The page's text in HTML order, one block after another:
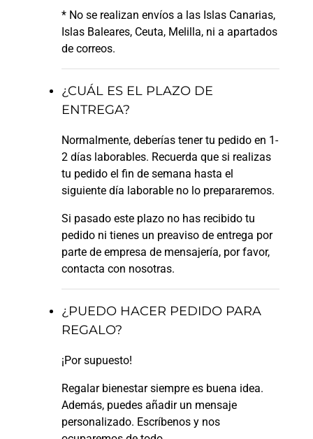
* No se realizan envíos a las Islas Canarias,
Islas Baleares, Ceuta, Melilla, ni a apartados
de correos.
¿CUÁL ES EL PLAZO DE
ENTREGA?
Normalmente, deberías tener tu pedido en 1-
2 días laborables. Recuerda que si realizas
tu pedido el fin de semana hasta el
siguiente día laborable no lo prepararemos.
Si pasado este plazo no has recibido tu
pedido ni tienes un preaviso de entrega por
parte de empresa de mensajería, por favor,
contacta con nosotras.
¿PUEDO HACER PEDIDO PARA
REGALO?
¡Por supuesto!
Regalar bienestar siempre es buena idea.
Además, puedes añadir un mensaje
personalizado. Escríbenos y nos